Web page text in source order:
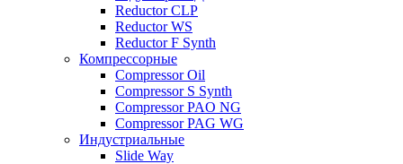
Reductor CLP
Reductor WS
Reductor F Synth
Компрессорные
Compressor Oil
Compressor S Synth
Compressor PAO NG
Compressor PAG WG
Индустриальные
Slide Way